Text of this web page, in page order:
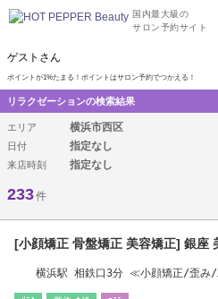
国内最大級の
サロン予約サイト
ゲストさん
ポイントが1%たまる！ポイントはサロン予約でつかえる！
リラクゼーションの検索結果
エリア 横浜市西区
日付 指定なし
来店時刻 指定なし
233件
[小顔矯正 骨盤矯正 美容矯正] 銀
横浜駅 相鉄口3分 ≪小顔矯正/歪み